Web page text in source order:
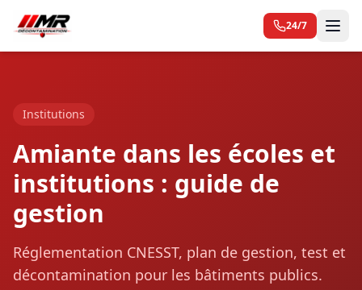
24/7
Institutions
Amiante dans les écoles et
institutions : guide de
gestion
Réglementation CNESST, plan de gestion, test et
décontamination pour les bâtiments publics.